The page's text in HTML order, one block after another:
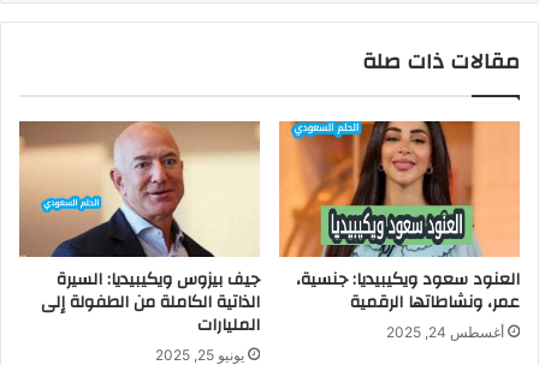
مقالات ذات صلة
العنود سعود ويكيبيديا: جنسية،
عمر، ونشاطاتها الرقمية
أغسطس 24, 2025
جيف بيزوس ويكيبيديا: السيرة
الذاتية الكاملة من الطفولة إلى
المليارات
يونيو 25, 2025